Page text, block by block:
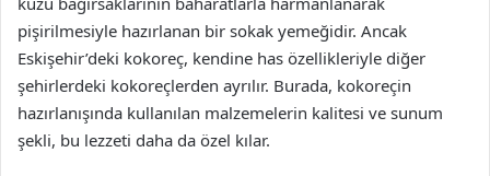
pişirilmesiyle hazırlanan bir sokak yemeğidir. Ancak
Eskişehir’deki kokoreç, kendine has özellikleriyle diğer
şehirlerdeki kokoreçlerden ayrılır. Burada, kokoreçin
hazırlanışında kullanılan malzemelerin kalitesi ve sunum
şekli, bu lezzeti daha da özel kılar.